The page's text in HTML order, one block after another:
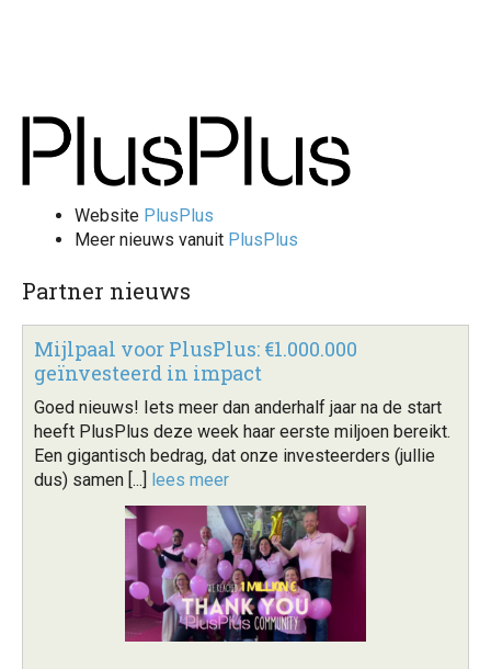
Website PlusPlus
Meer nieuws vanuit PlusPlus
Partner nieuws
Mijlpaal voor PlusPlus: €1.000.000
geïnvesteerd in impact
Goed nieuws! Iets meer dan anderhalf jaar na de start
heeft PlusPlus deze week haar eerste miljoen bereikt.
Een gigantisch bedrag, dat onze investeerders (jullie
dus) samen [...]
lees meer